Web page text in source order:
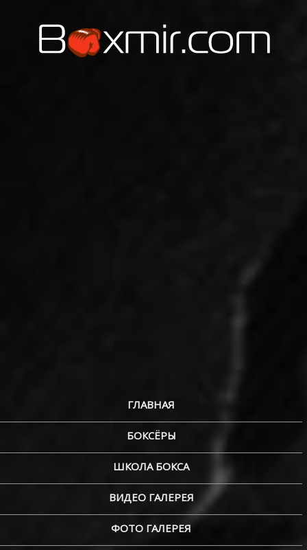
ГЛАВНАЯ
БОКСЁРЫ
ШКОЛА БОКСА
ВИДЕО ГАЛЕРЕЯ
ФОТО ГАЛЕРЕЯ